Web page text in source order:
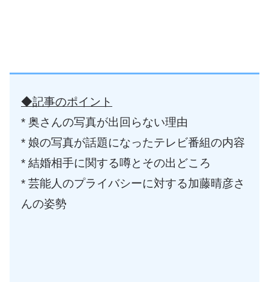
◆記事のポイント
* 奥さんの写真が出回らない理由
* 娘の写真が話題になったテレビ番組の内容
* 結婚相手に関する噂とその出どころ
* 芸能人のプライバシーに対する加藤晴彦さ
んの姿勢